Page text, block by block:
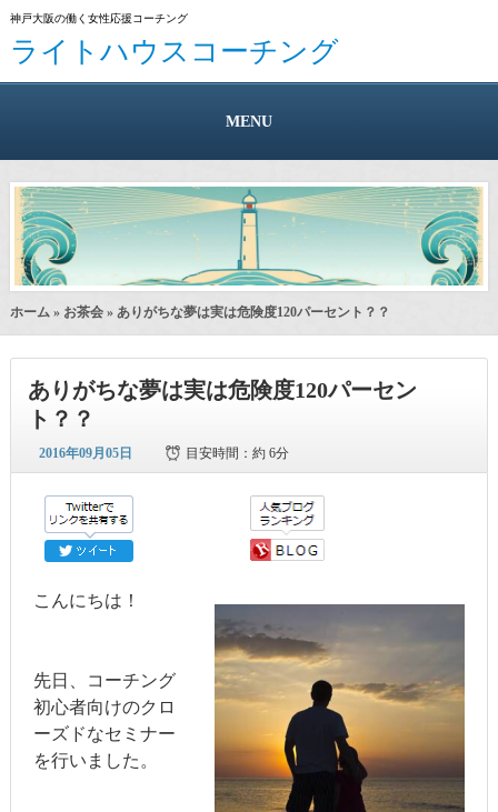
神戸大阪の働く女性応援コーチング
ライトハウスコーチング
MENU
ホーム » お茶会» ありがちな夢は実は危険度120パーセント？？
ありがちな夢は実は危険度120パーセン
ト？？
2016年09月05日 目安時間：約 6分
こんにちは！
先日、コーチング
初心者向けのクロ
ーズドなセミナー
を行いました。